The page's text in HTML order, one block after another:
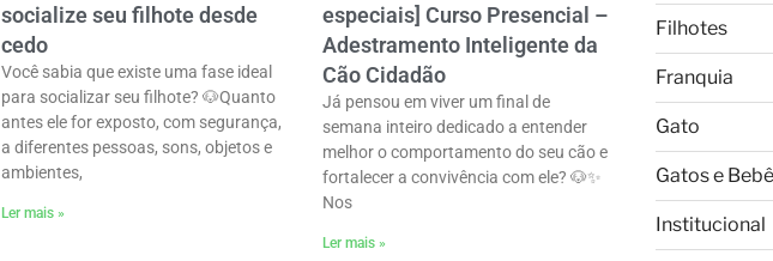
socialize seu filhote desde
cedo
Você sabia que existe uma fase ideal
para socializar seu filhote? 🐶ㅤQuanto
antes ele for exposto, com segurança,
a diferentes pessoas, sons, objetos e
ambientes,
Ler mais »
especiais] Curso Presencial –
Adestramento Inteligente da
Cão Cidadão
Já pensou em viver um final de
semana inteiro dedicado a entender
melhor o comportamento do seu cão e
fortalecer a convivência com ele? 🐶✨ㅤ
Nos
Ler mais »
Filhotes
Franquia
Gato
Gatos e
Institucional